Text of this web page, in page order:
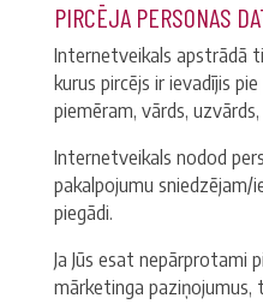
PIRCĒJA PERSONAS
Internetveikals apstrādā
kurus pircējs ir ievadījis
piemēram, vārds,
Internetveikals nodod
pakalpojumu sniedzējam/
piegādi.
Ja Jūs esat nepārprotami
mārketinga paziņojumus,